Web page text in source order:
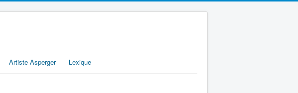
Artiste Asperger Lexique